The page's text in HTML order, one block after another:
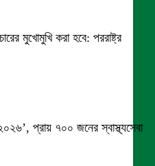
মুখোমুখি করা হবে: পররাষ্ট্র
প্রায় ৭০০ জনের স্বাস্থ্যসেবা